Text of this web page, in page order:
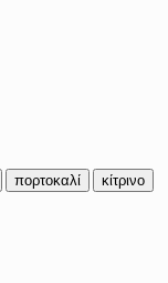
πορτοκαλί
κίτρινο